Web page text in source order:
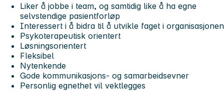
Liker å jobbe i team, og samtidig like å ha egne
selvstendige pasientforløp
Interessert i å bidra til å utvikle faget i organisasjonen
Psykoterapeutisk orientert
Løsningsorientert
Fleksibel
Nytenkende
Gode kommunikasjons- og samarbeidsevner
Personlig egnethet vil vektlegges